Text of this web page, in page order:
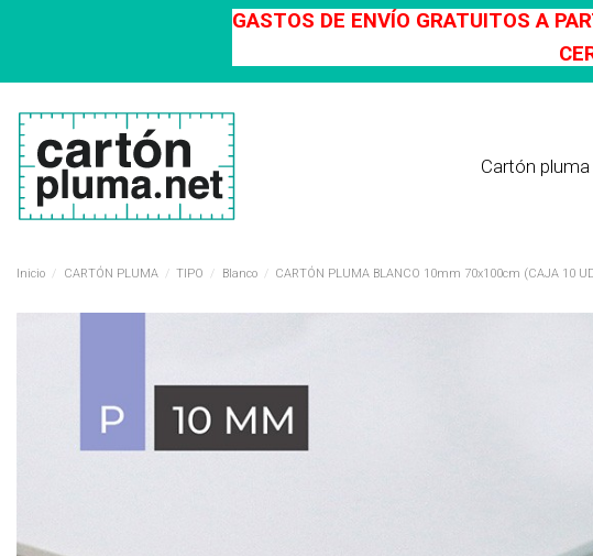
GASTOS DE ENVÍO GRATUITOS A
Cartón pluma
Inicio CARTÓN PLUMA TIPO Blanco CARTÓN PLUMA BLANCO 10mm 70x100cm (CAJA 10